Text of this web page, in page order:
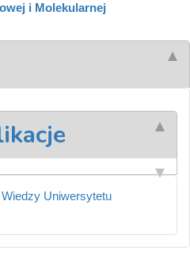
i Molekularnej
Uniwersytetu